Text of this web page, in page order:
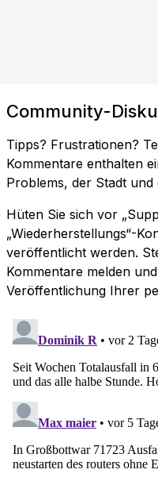
Community-
Tipps? Frustrationen?
Kommentare enthalten
Problems, der Stadt und
Hüten Sie sich vor
„Wiederherstellungs“-
veröffentlicht werden.
Kommentare melden
Veröffentlichung Ihrer